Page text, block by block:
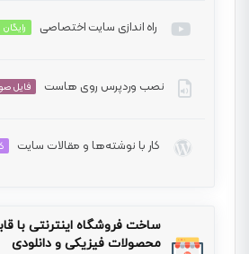
راه اندازی سایت اختصاصی رایگان
نمایشگرنصب وردپرس روی هاست فایل
این بخش خصوصی می باشد. برای
کار با نوشته‌ها و مقالات سایت
دروس این دوره باید این دوره را
ساخت فروشگاه اینترنتی با
محصولات فیزیکی و دانلودی